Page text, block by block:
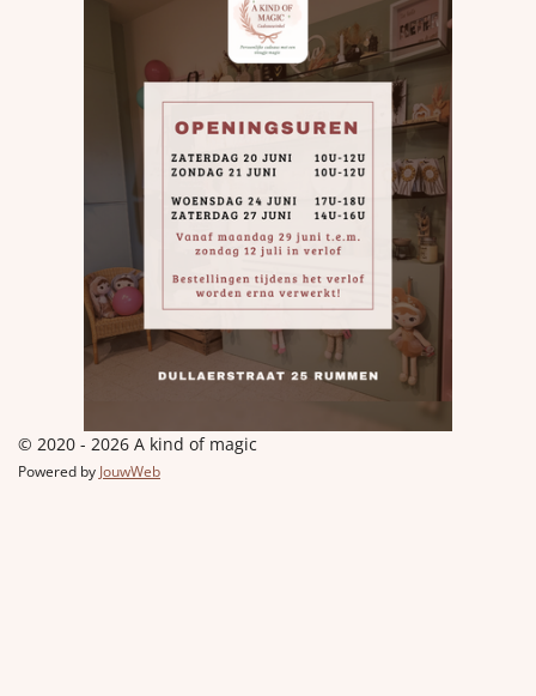
© 2020 - 2026 A kind of magic
Powered by JouwWeb